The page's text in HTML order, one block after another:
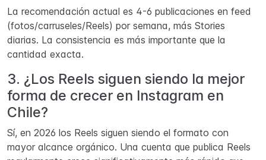
La recomendación actual es 4-6 publicaciones en feed
(fotos/carruseles/Reels) por semana, más Stories
diarias. La consistencia es más importante que la
cantidad exacta.
3. ¿Los Reels siguen siendo la mejor
forma de crecer en Instagram en
Chile?
Sí, en 2026 los Reels siguen siendo el formato con
mayor alcance orgánico. Una cuenta que publica Reels